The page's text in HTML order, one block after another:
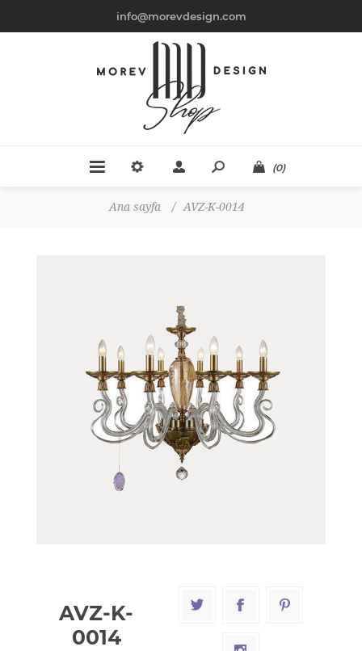
info@morevdesign.com
(0)
Ana sayfa / AVZ-K-0014
AVZ-K-
0014